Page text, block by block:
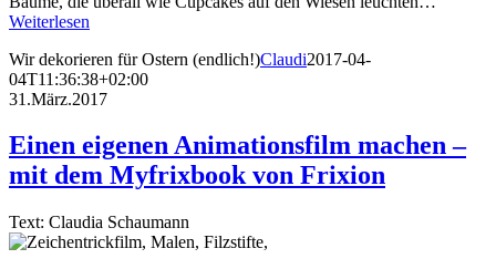
Weiterlesen
Wir dekorieren für Ostern (endlich!)Claudi2017-04-
04T11:36:38+02:00
31.März.2017
Einen eigenen Animationsfilm machen –
mit dem Myfrixbook von Frixion
Text: Claudia Schaumann